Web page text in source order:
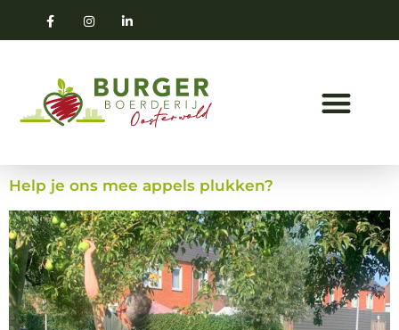
Help je ons mee appels plukken?